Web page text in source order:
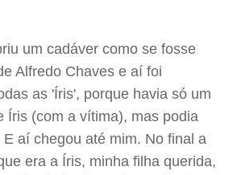
um cadáver como se fosse
Alfredo Chaves e aí foi
as 'Íris', porque havia só um
Íris (com a vítima), mas podia
aí chegou até mim. No final a
era a Íris, minha filha querida,